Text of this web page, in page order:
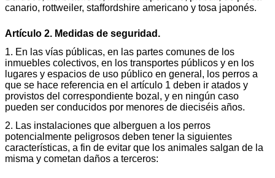
canario, rottweiler, staffordshire americano y tosa japonés.
Artículo 2. Medidas de seguridad.
1. En las vías públicas, en las partes comunes de los
inmuebles colectivos, en los transportes públicos y en los
lugares y espacios de uso público en general, los perros a
que se hace referencia en el artículo 1 deben ir atados y
provistos del correspondiente bozal, y en ningún caso
pueden ser conducidos por menores de dieciséis años.
2. Las instalaciones que alberguen a los perros
potencialmente peligrosos deben tener la siguientes
características, a fin de evitar que los animales salgan de la
misma y cometan daños a terceros: